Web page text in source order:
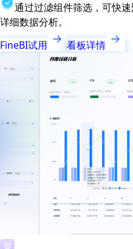
通过过滤组件筛选，可快
详细数据分析。
FineBI试用
看板详情